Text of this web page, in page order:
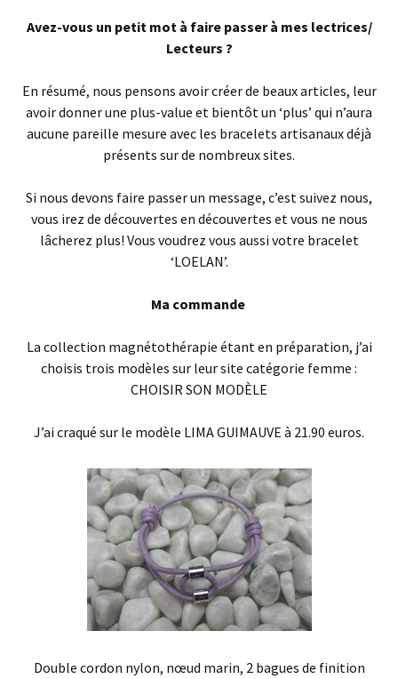
Avez-vous un petit mot à faire passer à mes lectrices/
Lecteurs ?
En résumé, nous pensons avoir créer de beaux articles, leur
avoir donner une plus-value et bientôt un ‘plus’ qui n’aura
aucune pareille mesure avec les bracelets artisanaux déjà
présents sur de nombreux sites.
Si nous devons faire passer un message, c’est suivez nous,
vous irez de découvertes en découvertes et vous ne nous
lâcherez plus! Vous voudrez vous aussi votre bracelet
‘LOELAN’.
Ma commande
La collection magnétothérapie étant en préparation, j’ai
choisis trois modèles sur leur site catégorie femme :
CHOISIR SON MODÈLE
J’ai craqué sur le modèle LIMA GUIMAUVE à 21.90 euros.
Double cordon nylon, nœud marin, 2 bagues de finition